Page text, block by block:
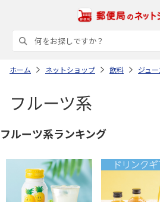
ホーム ネットショップ 飲料 ジュ
フルーツ系
フルーツ系ランキング